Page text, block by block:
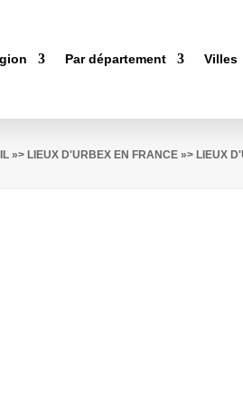
Par département Villes
»>LIEUX D'URBEX EN FRANCE »>LIEUX